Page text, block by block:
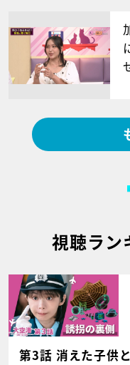
視聴ラン
第3話 消えた子供